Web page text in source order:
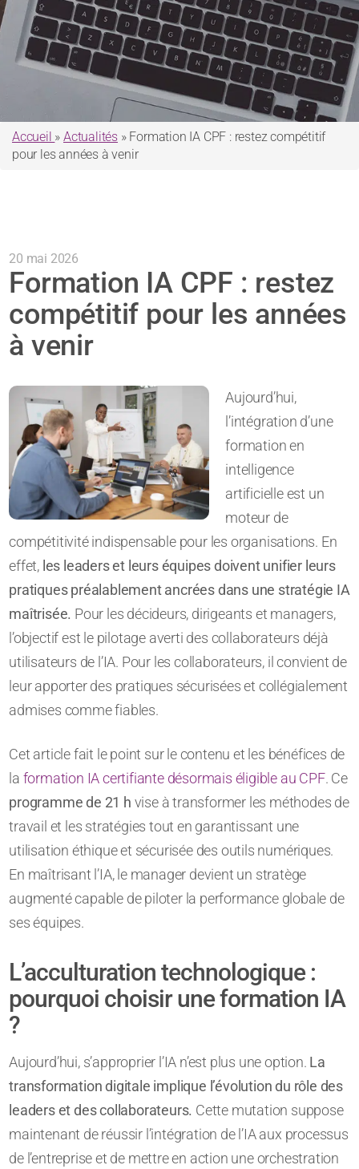
Accueil »Actualités » Formation IA CPF : restez compétitif
pour les années à venir
20 mai 2026
Formation IA CPF : restez
compétitif pour les années
à venir
Aujourd’hui,
l’intégration d’une
formation en
intelligence
artificielle est un
moteur de
compétitivité indispensable pour les organisations. En
effet, les leaders et leurs équipes doivent unifier leurs
pratiques préalablement ancrées dans une stratégie IA
maîtrisée. Pour les décideurs, dirigeants et managers,
l’objectif est le pilotage averti des collaborateurs déjà
utilisateurs de l’IA. Pour les collaborateurs, il convient de
leur apporter des pratiques sécurisées et collégialement
admises comme fiables.
Cet article fait le point sur le contenu et les bénéfices de
la formation IA certifiante désormais éligible au CPF. Ce
programme de 21 h vise à transformer les méthodes de
travail et les stratégies tout en garantissant une
utilisation éthique et sécurisée des outils numériques.
En maîtrisant l’IA, le manager devient un stratège
augmenté capable de piloter la performance globale de
ses équipes.
L’acculturation technologique :
pourquoi choisir une formation IA
?
Aujourd’hui, s’approprier l’IA n’est plus une option. La
transformation digitale implique l’évolution du rôle des
leaders et des collaborateurs. Cette mutation suppose
maintenant de réussir l’intégration de l’IA aux processus
de l’entreprise et de mettre en action une orchestration